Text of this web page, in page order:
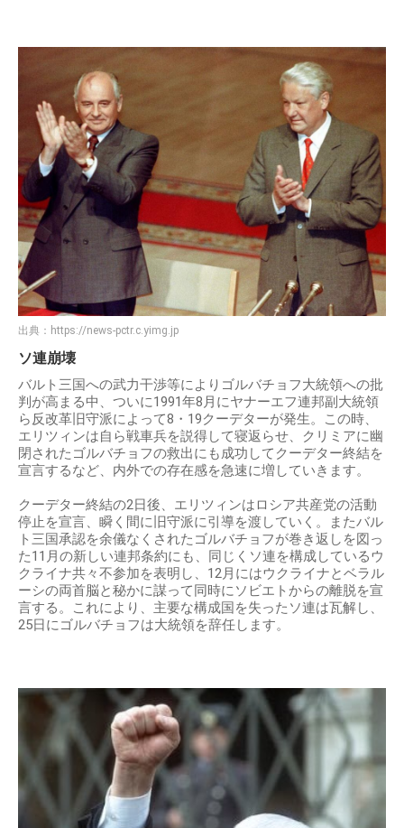
出典： https://news-pctr.c.yimg.jp
ソ連崩壊
バルト三国への武力干渉等によりゴルバチョフ大統領への批
判が高まる中、ついに1991年8月にヤナーエフ連邦副大統領
ら反改革旧守派によって8・19クーデターが発生。この時、
エリツィンは自ら戦車兵を説得して寝返らせ、クリミアに幽
閉されたゴルバチョフの救出にも成功してクーデター終結を
宣言するなど、内外での存在感を急速に増していきます。
クーデター終結の2日後、エリツィンはロシア共産党の活動
停止を宣言、瞬く間に旧守派に引導を渡していく。またバル
ト三国承認を余儀なくされたゴルバチョフが巻き返しを図っ
た11月の新しい連邦条約にも、同じくソ連を構成しているウ
クライナ共々不参加を表明し、12月にはウクライナとベラル
ーシの両首脳と秘かに謀って同時にソビエトからの離脱を宣
言する。これにより、主要な構成国を失ったソ連は瓦解し、
25日にゴルバチョフは大統領を辞任します。